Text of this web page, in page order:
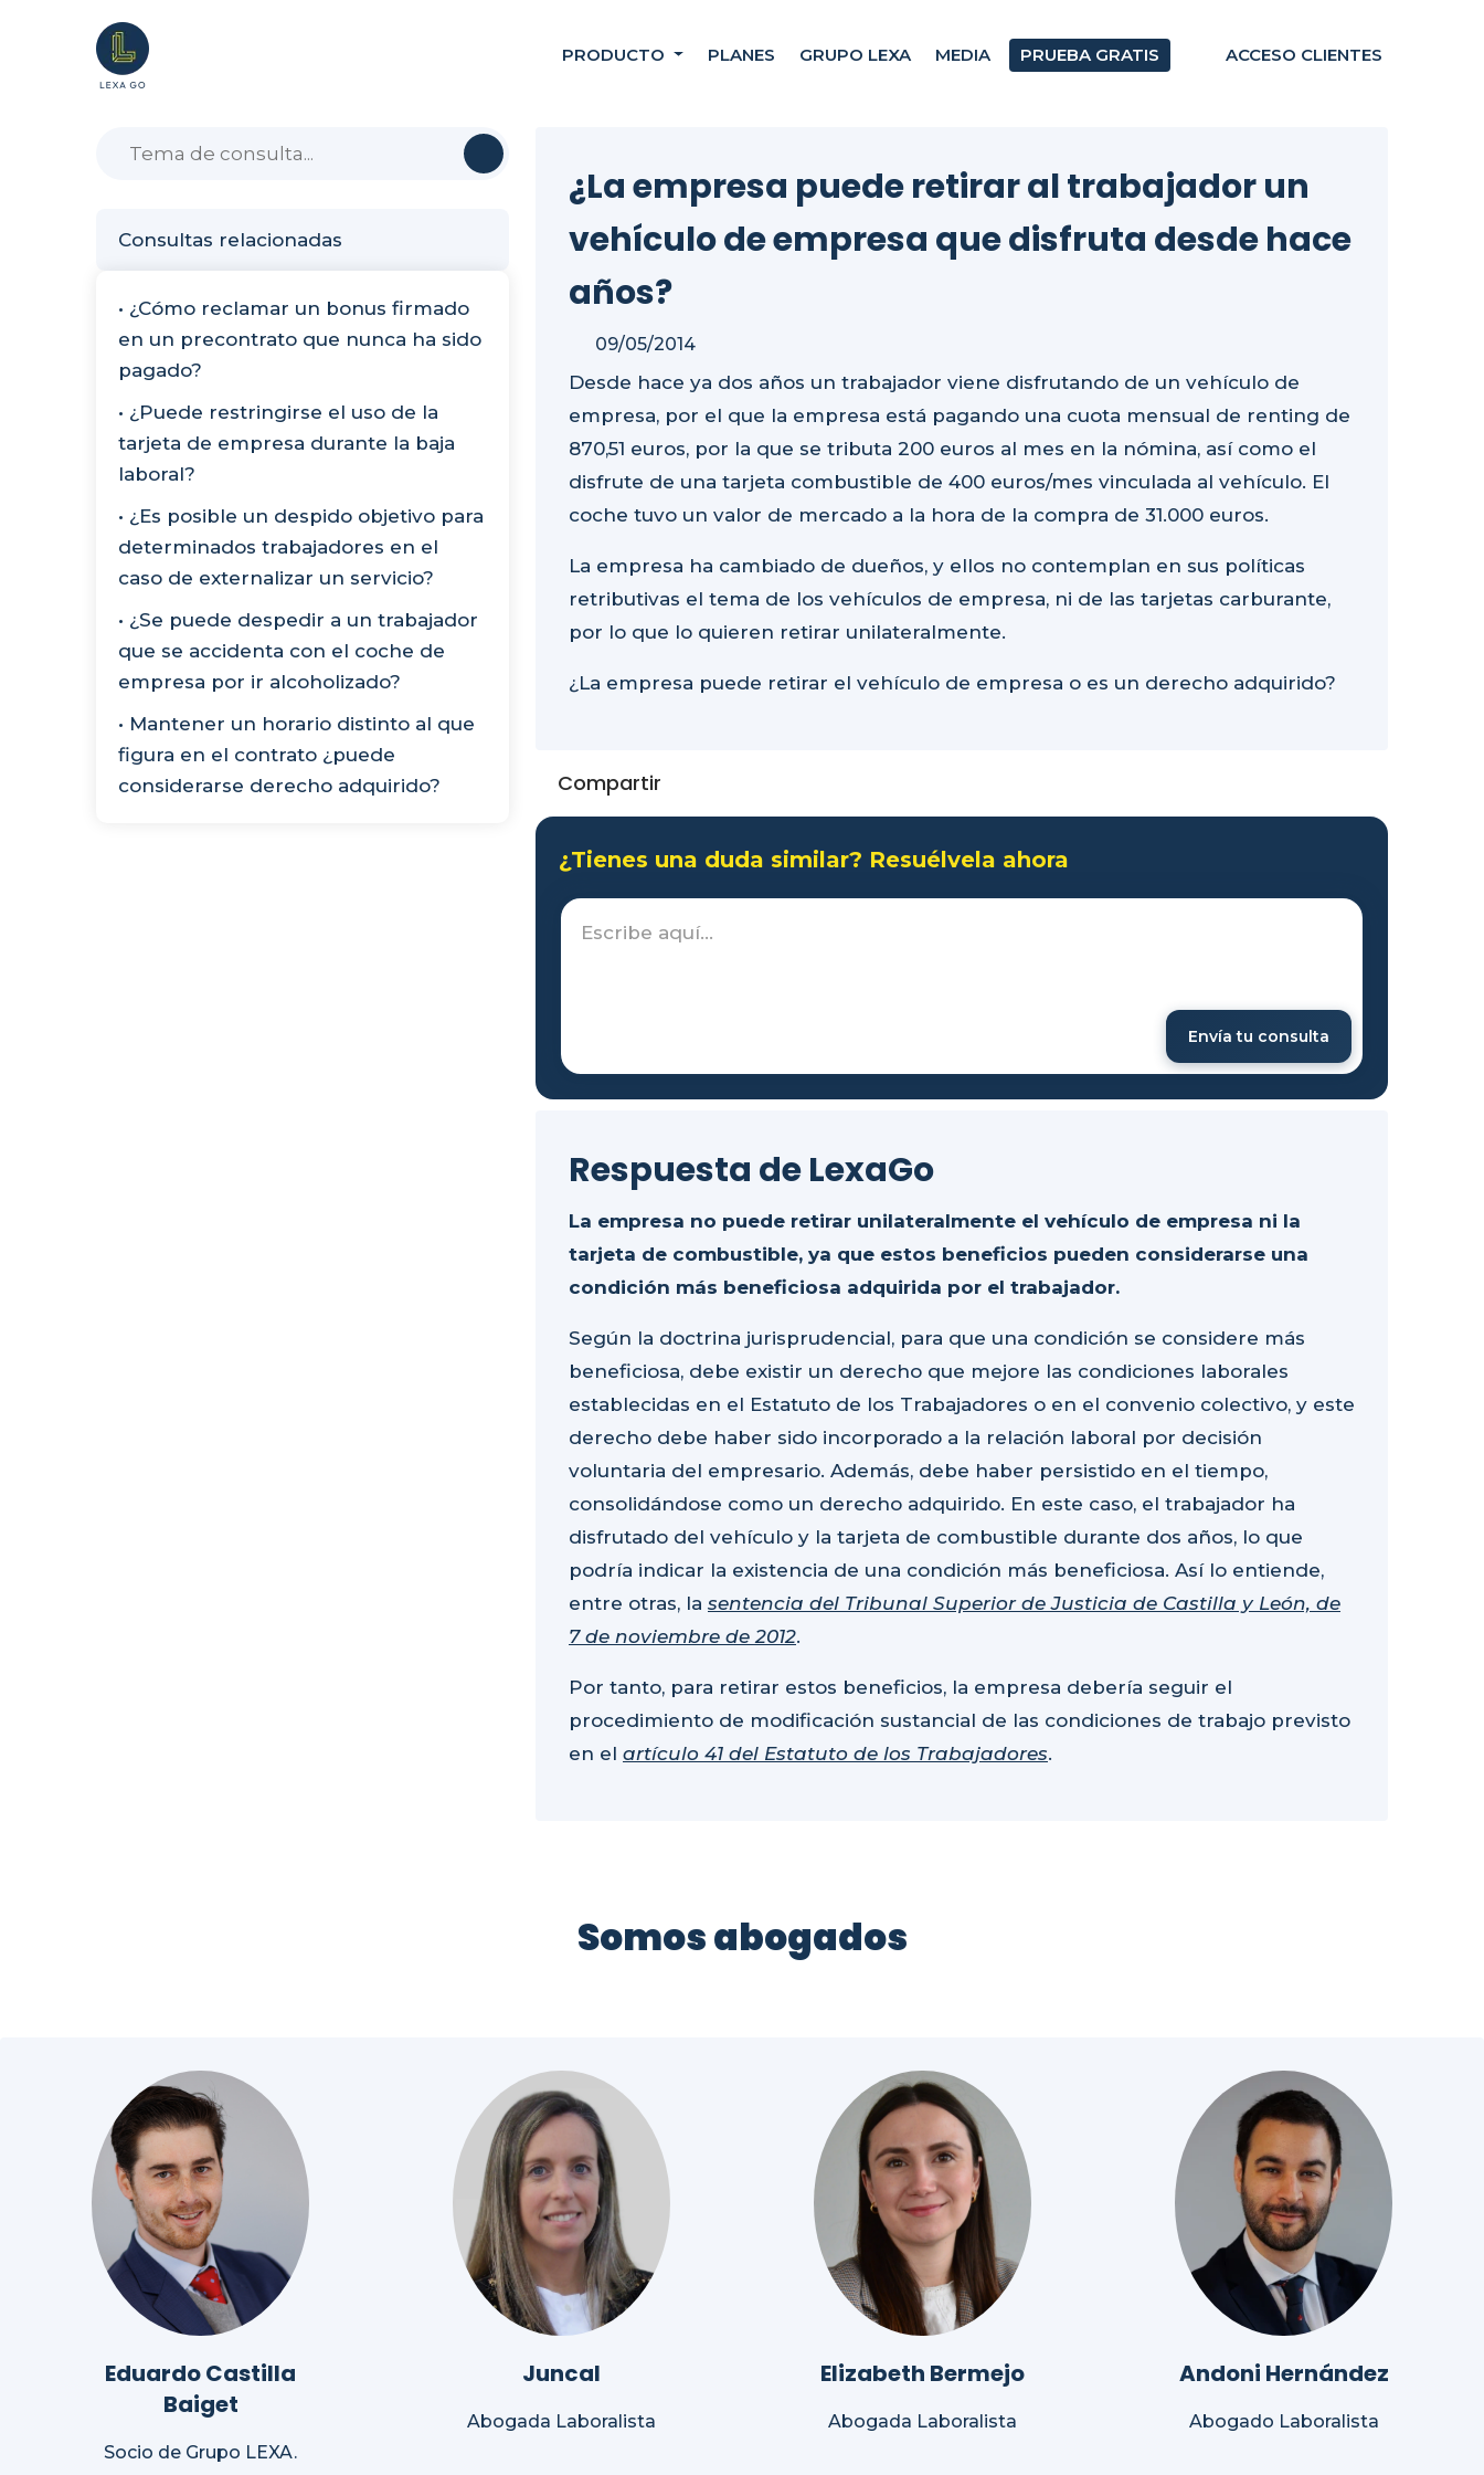
PRODUCTO PLANES GRUPO LEXA MEDIA PRUEBA GRATIS ACCESO CLIENTES
Consultas relacionadas
• ¿Cómo reclamar un bonus firmado
en un precontrato que nunca ha sido
pagado?
• ¿Puede restringirse el uso de la
tarjeta de empresa durante la baja
laboral?
• ¿Es posible un despido objetivo para
determinados trabajadores en el
caso de externalizar un servicio?
• ¿Se puede despedir a un trabajador
que se accidenta con el coche de
empresa por ir alcoholizado?
• Mantener un horario distinto al que
figura en el contrato ¿puede
considerarse derecho adquirido?
¿La empresa puede retirar al trabajador un
vehículo de empresa que disfruta desde hace
años?
09/05/2014
Desde hace ya dos años un trabajador viene disfrutando de un vehículo de
empresa, por el que la empresa está pagando una cuota mensual de renting de
870,51 euros, por la que se tributa 200 euros al mes en la nómina, así como el
disfrute de una tarjeta combustible de 400 euros/mes vinculada al vehículo. El
coche tuvo un valor de mercado a la hora de la compra de 31.000 euros.
La empresa ha cambiado de dueños, y ellos no contemplan en sus políticas
retributivas el tema de los vehículos de empresa, ni de las tarjetas carburante,
por lo que lo quieren retirar unilateralmente.
¿La empresa puede retirar el vehículo de empresa o es un derecho adquirido?
Compartir
¿Tienes una duda similar? Resuélvela ahora
Envía tu consulta
Respuesta de LexaGo
La empresa no puede retirar unilateralmente el vehículo de empresa ni la
tarjeta de combustible, ya que estos beneficios pueden considerarse una
condición más beneficiosa adquirida por el trabajador.
Según la doctrina jurisprudencial, para que una condición se considere más
beneficiosa, debe existir un derecho que mejore las condiciones laborales
establecidas en el Estatuto de los Trabajadores o en el convenio colectivo, y este
derecho debe haber sido incorporado a la relación laboral por decisión
voluntaria del empresario. Además, debe haber persistido en el tiempo,
consolidándose como un derecho adquirido. En este caso, el trabajador ha
disfrutado del vehículo y la tarjeta de combustible durante dos años, lo que
podría indicar la existencia de una condición más beneficiosa. Así lo entiende,
entre otras, la sentencia del Tribunal Superior de Justicia de Castilla y León, de
7 de noviembre de 2012.
Por tanto, para retirar estos beneficios, la empresa debería seguir el
procedimiento de modificación sustancial de las condiciones de trabajo previsto
en el artículo 41 del Estatuto de los Trabajadores.
Somos abogados
Eduardo Castilla
Baiget
Socio de Grupo LEXA.
Juncal
Abogada Laboralista
Elizabeth Bermejo
Abogada Laboralista
Andoni Hernández
Abogado Laboralista